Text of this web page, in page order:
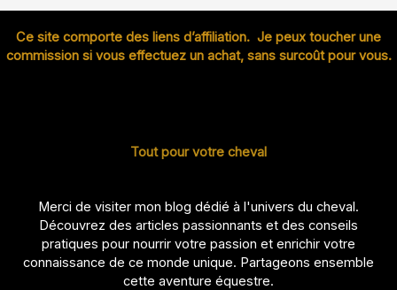
Ce site comporte des liens d’affiliation. Je peux toucher une
commission si vous effectuez un achat, sans surcoût pour vous.
Tout pour votre cheval
Merci de visiter mon blog dédié à l'univers du cheval.
Découvrez des articles passionnants et des conseils
pratiques pour nourrir votre passion et enrichir votre
connaissance de ce monde unique. Partageons ensemble
cette aventure équestre.